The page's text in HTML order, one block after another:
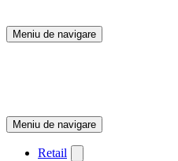
Meniu de navigare
Meniu de navigare
Retail